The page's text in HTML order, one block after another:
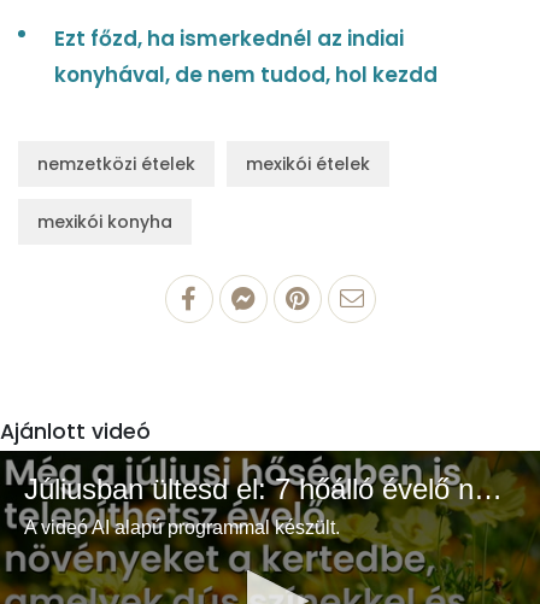
Ezt főzd, ha ismerkednél az indiai
konyhával, de nem tudod, hol kezdd
nemzetközi ételek mexikói ételek
mexikói konyha
Ajánlott videó
Júliusban ültesd el: 7 hőálló évelő növény a színes és buja kertért
A videó AI alapú programmal készült.